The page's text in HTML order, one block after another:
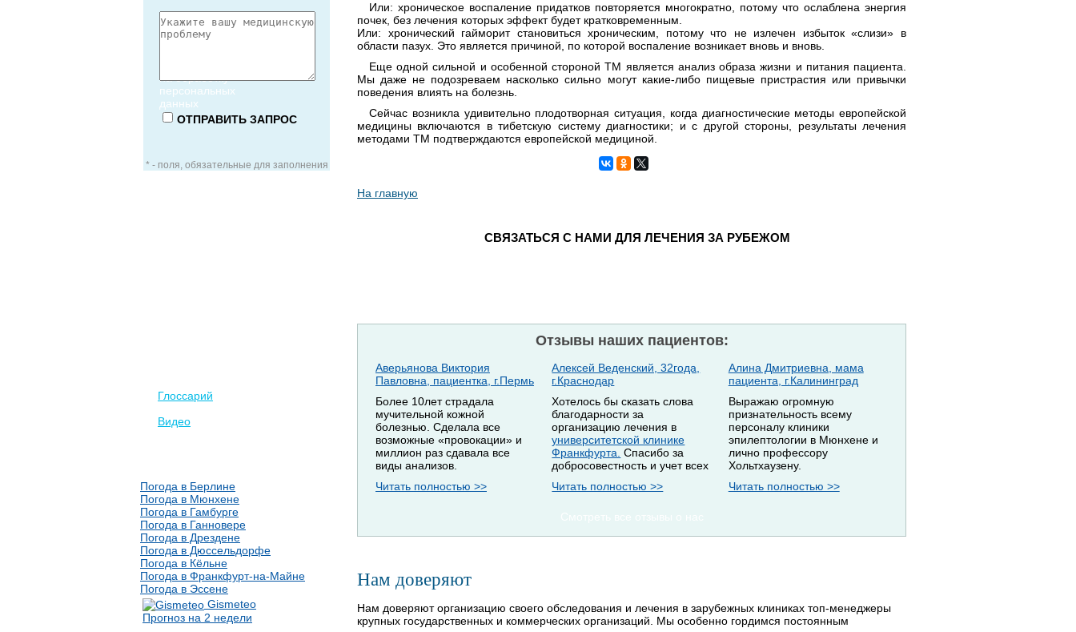
на обработку
персональных
данных
* - поля, обязательные для заполнения
Глоссарий
Видео
Погода в Берлине
Погода в Мюнхене
Погода в Гамбурге
Погода в Ганновере
Погода в Дрездене
Погода в Дюссельдорфе
Погода в Кёльне
Погода в Франкфурт-на-Майне
Погода в Эссене
Gismeteo
Прогноз на 2 недели
Или: хроническое воспаление придатков повторяется многократно, потому что ослаблена энергия
почек, без лечения которых эффект будет кратковременным.
Или: хронический гайморит становиться хроническим, потому что не излечен избыток «слизи» в
области пазух. Это является причиной, по которой воспаление возникает вновь и вновь.
Еще одной сильной и особенной стороной ТМ является анализ образа жизни и питания пациента.
Мы даже не подозреваем насколько сильно могут какие-либо пищевые пристрастия или привычки
поведения влиять на болезнь.
Сейчас возникла удивительно плодотворная ситуация, когда диагностические методы европейской
медицины включаются в тибетскую систему диагностики; и с другой стороны, результаты лечения
методами ТМ подтверждаются европейской медициной.
На главную
СВЯЗАТЬСЯ С НАМИ ДЛЯ ЛЕЧЕНИЯ ЗА РУБЕЖОМ
Отзывы наших пациентов:
Аверьянова Виктория
Павловна, пациентка, г.Пермь
Более 10лет страдала
мучительной кожной
болезнью. Сделала все
возможные «провокации» и
миллион раз сдавала все
виды анализов.
Читать полностью >>
Алексей Веденский, 32года,
г.Краснодар
Хотелось бы сказать слова
благодарности за
организацию лечения в
университетской клинике
Франкфурта. Спасибо за
добросовестность и учет всех
Читать полностью >>
Алина Дмитриевна, мама
пациента, г.Калининград
Выражаю огромную
признательность всему
персоналу клиники
эпилептологии в Мюнхене и
лично профессору
Хольтхаузену.
Читать полностью >>
Нам доверяют
Нам доверяют организацию своего обследования и лечения в зарубежных клиниках топ-менеджеры
крупных государственных и коммерческих организаций. Мы особенно гордимся постоянным